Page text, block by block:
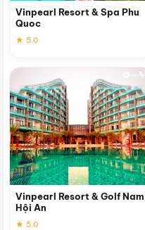
Vinpearl Resort & Spa Phu
Quoc
★ 5.0
Vinpearl Resort & Golf Nam
Hội An
★ 5.0